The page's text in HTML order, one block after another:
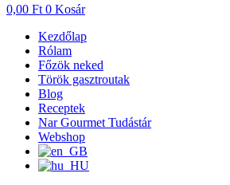
0,00 Ft 0 Kosár
Kezdőlap
Rólam
Főzök neked
Török gasztroutak
Blog
Receptek
Nar Gourmet Tudástár
Webshop